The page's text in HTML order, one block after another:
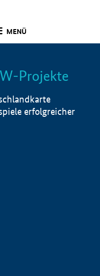
MENÜ
Info
Projekte
erfolgreicher